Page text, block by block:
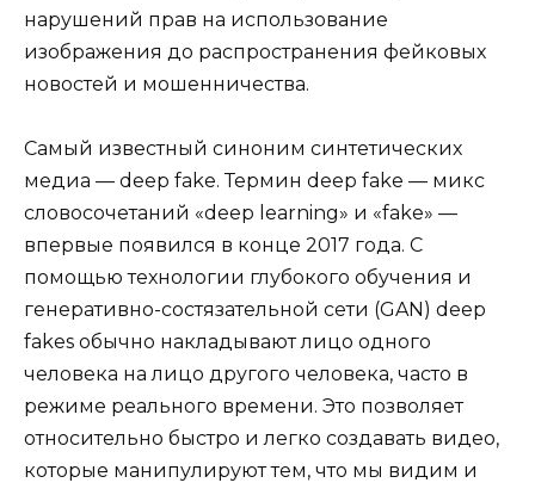
нарушений прав на использование
изображения до распространения фейковых
новостей и мошенничества.
Самый известный синоним синтетических
медиа — deep fake. Термин deep fake — микс
словосочетаний «deep learning» и «fake» —
впервые появился в конце 2017 года. С
помощью технологии глубокого обучения и
генеративно-состязательной сети (GAN) deep
fakes обычно накладывают лицо одного
человека на лицо другого человека, часто в
режиме реального времени. Это позволяет
относительно быстро и легко создавать видео,
которые манипулируют тем, что мы видим и